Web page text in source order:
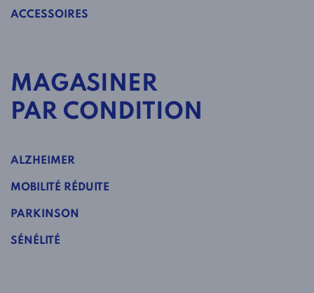
ACCESSOIRES
MAGASINER
PAR CONDITION
ALZHEIMER
MOBILITÉ RÉDUITE
PARKINSON
SÉNÉLITÉ